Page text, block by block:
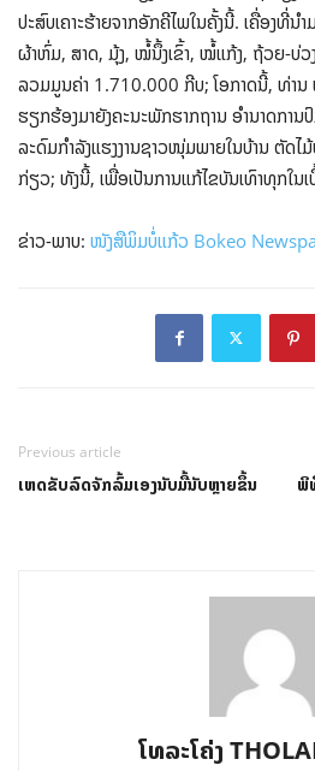
ປະສົບເຄາະຮ້າຍຈາກອັກຄີໄພໃນຄັ້ງນີ້. ເຄື່ອງທີ່ນ
ຜ້າຫົ່ມ, ສາດ, ມຸ້ງ, ໝໍ້ນຶ້ງເຂົ້າ, ໝໍ້ແກ້ງ, ຖ້ວຍ-ບ່ວ
ລວມມູນຄ່າ 1.710.000 ກີບ; ໂອກາດນີ້, ທ່ານ
ຮຽກຮ້ອງມາຍັງຄະນະພັກຮາກຖານ ອໍານາດການປົ
ລະດົມກຳລັງແຮງງານຊາວໜຸ່ມພາຍໃນບ້ານ ຕັດ
ກ່ຽວ; ທັງນີ້, ເພື່ອເປັນການແກ້ໄຂບັນເທົາທຸກໃນເ
ຂ່າວ-ພາບ: ໜັງສືພິມບໍ່ແກ້ວ Bokeo
Previous article
ເຫດຂັບລົດຈັກລົ້ມເອງນັບມື້ນັບຫຼາຍຂຶ້ນ
ພິ
ໂທລະໂຄ່ງ